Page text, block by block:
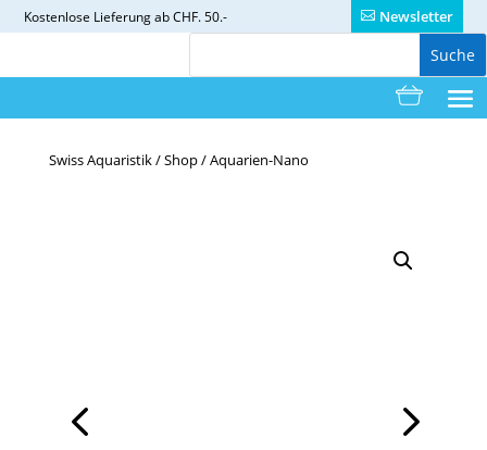
Kostenlose Lieferung ab CHF. 50.- Newsletter
Swiss Aquaristik/Shop/Aquarien-Nano